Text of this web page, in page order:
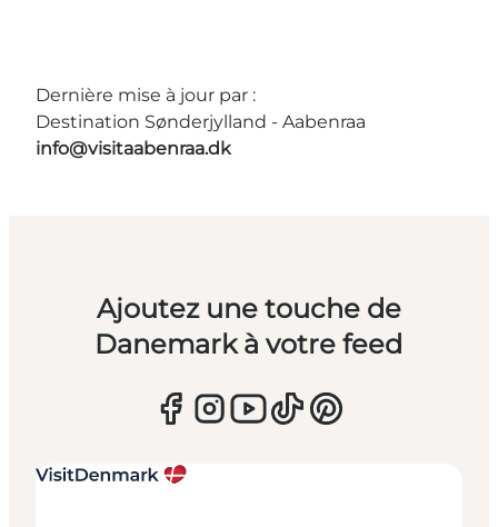
Dernière mise à jour par :
Destination Sønderjylland - Aabenraa
info@visitaabenraa.dk
Ajoutez une touche de
Danemark à votre feed